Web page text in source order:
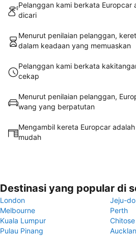
Pelanggan kami berkata Europcar
dicari
Menurut penilaian pelanggan,
dalam keadaan yang memuaskan
Pelanggan kami berkata
cekap
Menurut penilaian pelanggan,
wang yang berpatutan
Mengambil kereta Europcar
mudah
Destinasi yang popular di
London
Jeju-do
Melbourne
Perth
Kuala Lumpur
Chitose
Pulau Pinang